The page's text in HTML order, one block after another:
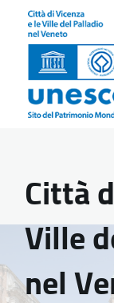
Città
Ville
nel